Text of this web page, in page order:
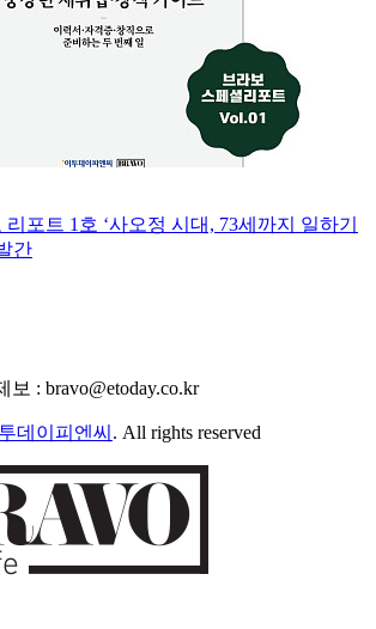
리포트 1호 ‘사오정 시대, 73세까지 일하기
간
: bravo@etoday.co.kr
데이피엔씨 . All rights reserved